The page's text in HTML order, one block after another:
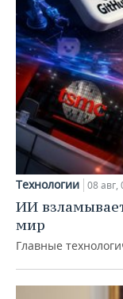
Технологии 08 авг,
ИИ
мир
Главные